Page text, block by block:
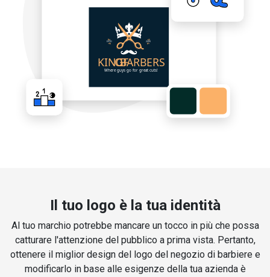
Il tuo logo è la tua identità
Al tuo marchio potrebbe mancare un tocco in più che possa
catturare l'attenzione del pubblico a prima vista. Pertanto,
ottenere il miglior design del logo del negozio di barbiere e
modificarlo in base alle esigenze della tua azienda è